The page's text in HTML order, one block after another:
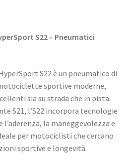
S22 – Pneumatici
S22 è un pneumatico di
sportive moderne,
sia su strada che in pista.
S21, l’S22 incorpora tecnologie
la maneggevolezza e
per motociclisti che cercano
sportive e longevità.